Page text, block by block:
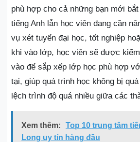
phù hợp cho cả những bạn mới
tiếng Anh lẫn học viên đang cần
vụ xét tuyển đại học, tốt nghiệp
khi vào lớp, học viên sẽ được
vào để sắp xếp lớp học phù hợp
tại, giúp quá trình học không bị
lệch trình độ quá nhiều giữa các
Xem thêm:
Top 10 trung tâm
Long uy tín hàng đầu